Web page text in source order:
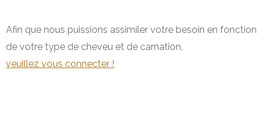
Afin que nous puissions assimiler votre besoin en fonction
de votre type de cheveu et de carnation,
veuillez vous connecter !